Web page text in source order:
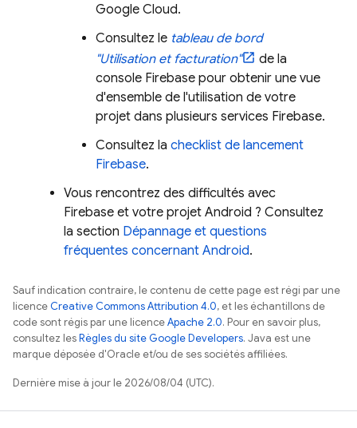
Google Cloud.
Consultez le tableau de bord
"Utilisation et facturation"
de la
console Firebase pour obtenir une vue
d'ensemble de l'utilisation de votre
projet dans plusieurs services Firebase.
Consultez la checklist de lancement
Firebase.
Vous rencontrez des difficultés avec
Firebase et votre projet Android ? Consultez
la section Dépannage et questions
fréquentes concernant Android.
Sauf indication contraire, le contenu de cette page est régi par une
licenceCreative Commons Attribution 4.0, et les échantillons de
code sont régis par une licenceApache 2.0. Pour en savoir plus,
consultez lesRègles du site Google Developers. Java est une
marque déposée d'Oracle et/ou de ses sociétés affiliées.
Dernière mise à jour le 2026/08/04 (UTC).